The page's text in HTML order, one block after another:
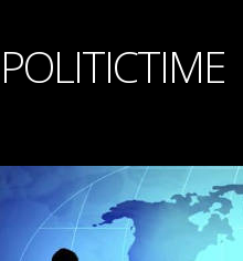
POLITICTIME